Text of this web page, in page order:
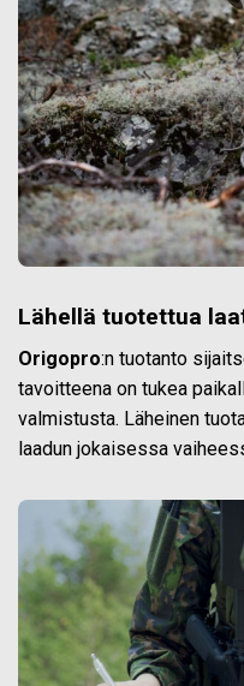
Lähellä tuotettua
Origopro:n tuotanto
tavoitteena on tukea
valmistusta. Läheinen
laadun jokaisessa